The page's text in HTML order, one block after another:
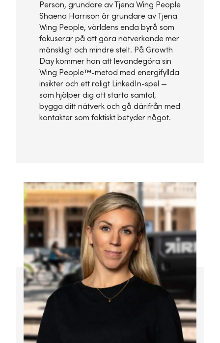
Person, grundare av Tjena Wing People
Shaena Harrison är grundare av Tjena
Wing People, världens enda byrå som
fokuserar på att göra nätverkande mer
mänskligt och mindre stelt. På Growth
Day kommer hon att levandegöra sin
Wing People™-metod med energifyllda
insikter och ett roligt LinkedIn-spel —
som hjälper dig att starta samtal,
bygga ditt nätverk och gå därifrån med
kontakter som faktiskt betyder något.